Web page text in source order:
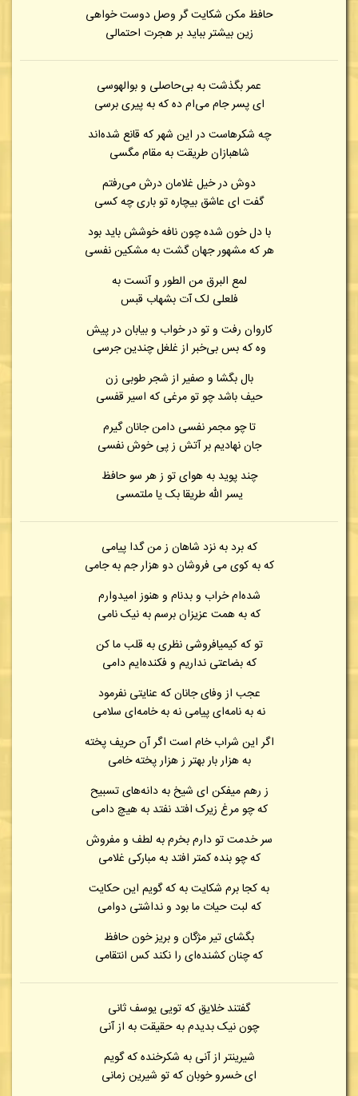
حافظ مکن شکایت گر وصل دوست خواهی
زین بیشتر بباید بر هجرت احتمالی
عمر بگذشت به بی‌حاصلی و بوالهوسی
ای پسر جام می‌ام ده که به پیری برسی
چه شکرهاست در این شهر که قانع شده‌اند
شاهبازان طریقت به مقام مگسی
دوش در خیل غلامان درش می‌رفتم
گفت ای عاشق بیچاره تو باری چه کسی
با دل خون شده چون نافه خوشش باید بود
هر که مشهور جهان گشت به مشکین نفسی
لمع البرق من الطور و آنست به
فلعلی لک آت بشهاب قبس
کاروان رفت و تو در خواب و بیابان در پیش
وه که بس بی‌خبر از غلغل چندین جرسی
بال بگشا و صفیر از شجر طوبی زن
حیف باشد چو تو مرغی که اسیر قفسی
تا چو مجمر نفسی دامن جانان گیرم
جان نهادیم بر آتش ز پی خوش نفسی
چند پوید به هوای تو ز هر سو حافظ
یسر الله طریقا بک یا ملتمسی
که برد به نزد شاهان ز من گدا پیامی
که به کوی می فروشان دو هزار جم به جامی
شده‌ام خراب و بدنام و هنوز امیدوارم
که به همت عزیزان برسم به نیک نامی
تو که کیمیافروشی نظری به قلب ما کن
که بضاعتی نداریم و فکنده‌ایم دامی
عجب از وفای جانان که عنایتی نفرمود
نه به نامه‌ای پیامی نه به خامه‌ای سلامی
اگر این شراب خام است اگر آن حریف پخته
به هزار بار بهتر ز هزار پخته خامی
ز رهم میفکن ای شیخ به دانه‌های تسبیح
که چو مرغ زیرک افتد نفتد به هیچ دامی
سر خدمت تو دارم بخرم به لطف و مفروش
که چو بنده کمتر افتد به مبارکی غلامی
به کجا برم شکایت به که گویم این حکایت
که لبت حیات ما بود و نداشتی دوامی
بگشای تیر مژگان و بریز خون حافظ
که چنان کشنده‌ای را نکند کس انتقامی
گفتند خلایق که تویی یوسف ثانی
چون نیک بدیدم به حقیقت به از آنی
شیرینتر از آنی به شکرخنده که گویم
ای خسرو خوبان که تو شیرین زمانی